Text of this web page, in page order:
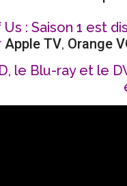
: Saison 1 est
Apple TV, Orange
le Blu-ray et le